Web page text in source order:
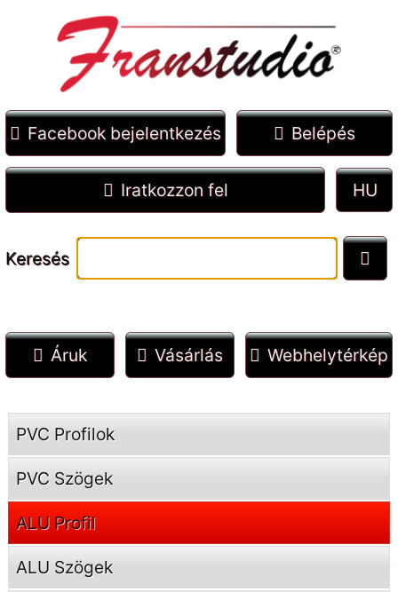
Facebook bejelentkezés Belépés
Iratkozzon fel
Keresés
Áruk Vásárlás Webhelytérkép
PVC Profilok
PVC Szögek
ALU Profil
ALU Szögek